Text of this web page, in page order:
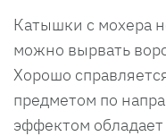
Катышки с мохера
можно вырвать
Хорошо
предметом по
эффектом